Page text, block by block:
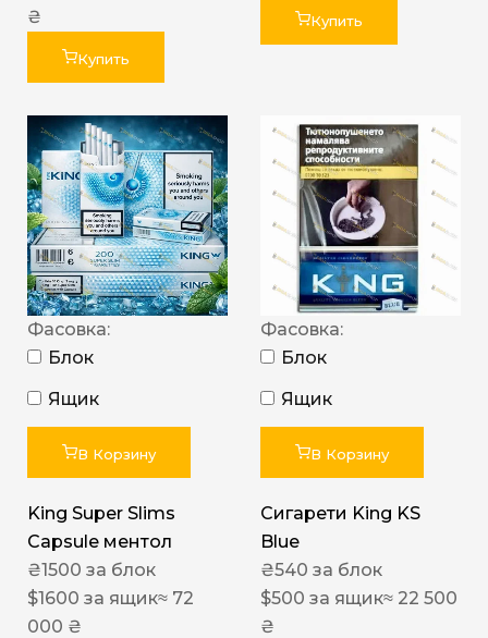
₴
Купить
Купить
Фасовка:
Блок
Ящик
В Корзину
King Super Slims
Capsule ментол
₴1500 за блок
$1600 за ящик≈ 72
000 ₴
Фасовка:
Блок
Ящик
В Корзину
Сигарети King KS
Blue
₴540 за блок
$500 за ящик≈ 22 500
₴